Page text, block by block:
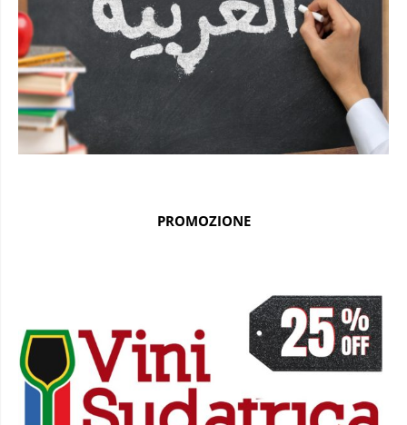
PROMOZIONE